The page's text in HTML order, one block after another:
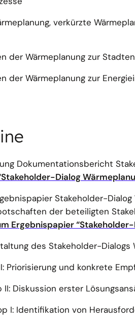
verkürzte
der Wärmeplanung zur
der Wärmeplanung zur
Dokumentationsbericht
Dialog
Stakeholder-Dialog
der beteiligten
Ergebnispapier
des Stakeholder-Dialogs
Priorisierung und konkrete
II: Diskussion erster
I: Identifikation von